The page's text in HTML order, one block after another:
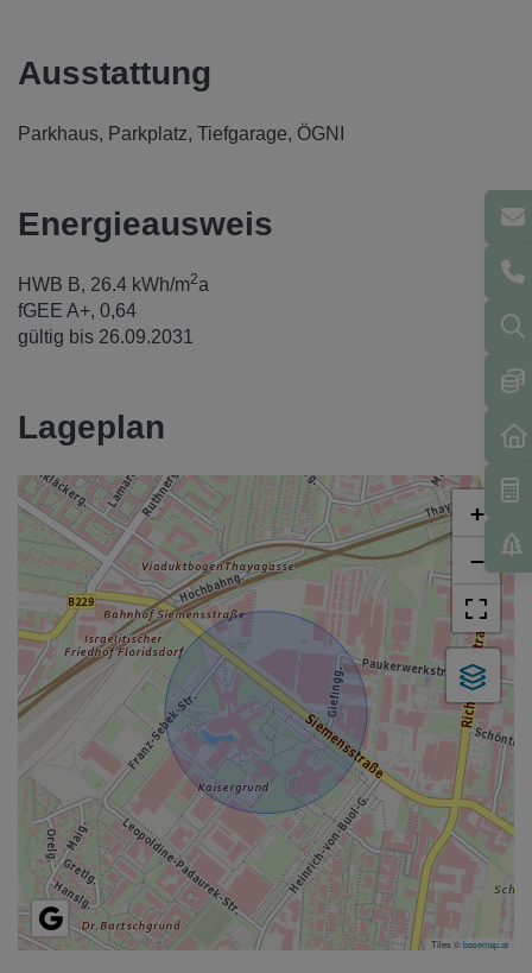
Ausstattung
Parkhaus Parkplatz Tiefgarage ÖGNI
Energieausweis
HWB B, 26.4 kWh/m2a
fGEE A+, 0,64
gültig bis 26.09.2031
Lageplan
+
−
Tiles ©basemap.at